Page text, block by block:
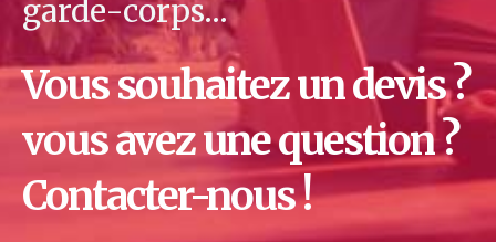
garde-corps…
Vous souhaitez un devis ?
vous avez une question ?
Contacter-nous !